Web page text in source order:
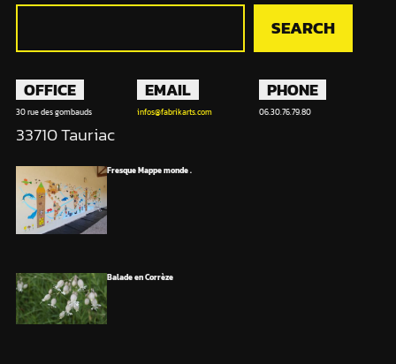
R
c
h
e
r
c
h
e
SEARCH
OFFICE
30 rue des gombauds
33710 Tauriac
EMAIL
infos@fabrikarts.com
PHONE
06.30.76.79.80
Fresque Mappe monde .
Balade en Corrèze